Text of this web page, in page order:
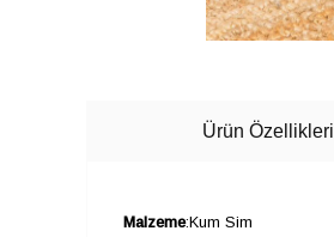
Ürün Özellikleri
Malzeme:Kum Sim